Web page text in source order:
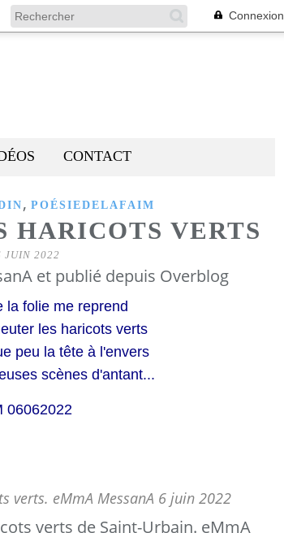
Connexion
CONTACT
, POÉSIEDELAFAIM
HARICOTS VERTS
JUIN 2022
et publié depuis Overblog
la folie me reprend
les haricots verts
peu la tête à l'envers
scènes d'antant...
06062022
verts. eMmA MessanA 6 juin 2022